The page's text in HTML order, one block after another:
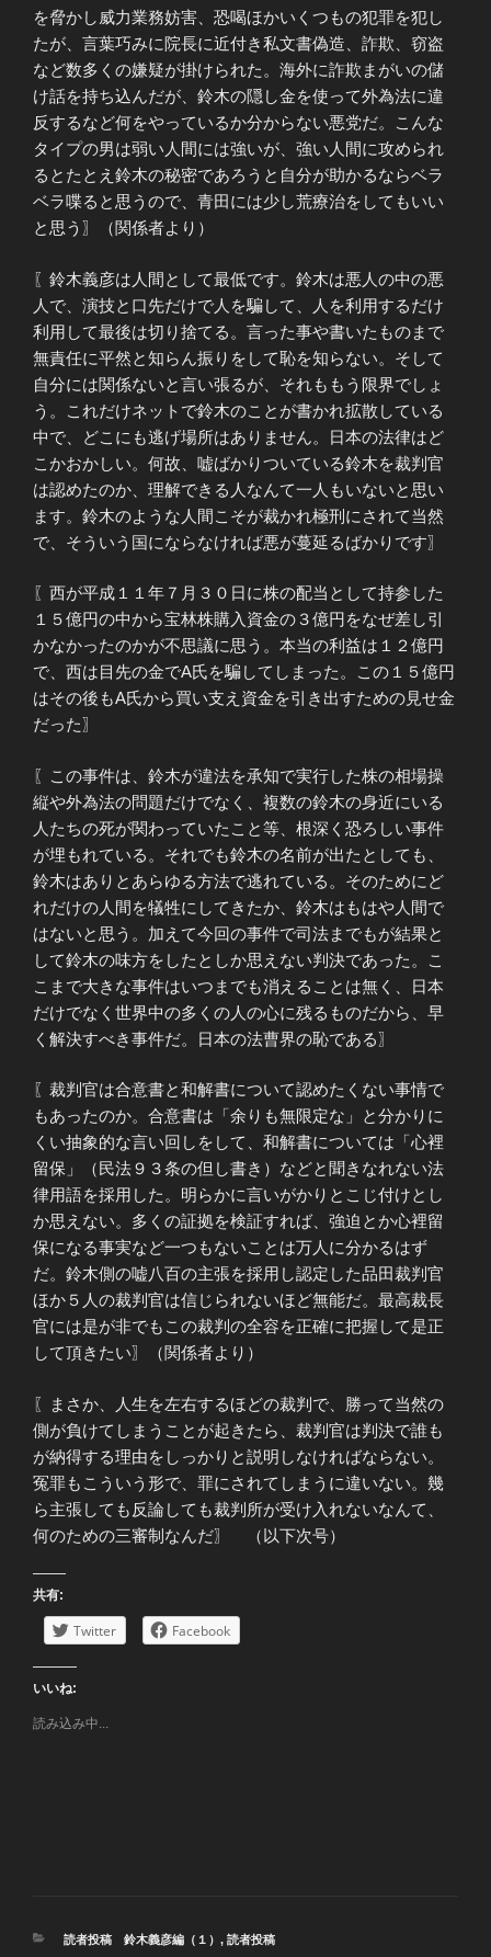
を脅かし威力業務妨害、恐喝ほかいくつもの犯罪を犯し
たが、言葉巧みに院長に近付き私文書偽造、詐欺、窃盗
など数多くの嫌疑が掛けられた。海外に詐欺まがいの儲
け話を持ち込んだが、鈴木の隠し金を使って外為法に違
反するなど何をやっているか分からない悪党だ。こんな
タイプの男は弱い人間には強いが、強い人間に攻められ
るとたとえ鈴木の秘密であろうと自分が助かるならベラ
ベラ喋ると思うので、青田には少し荒療治をしてもいい
と思う〗（関係者より）
〖鈴木義彦は人間として最低です。鈴木は悪人の中の悪
人で、演技と口先だけで人を騙して、人を利用するだけ
利用して最後は切り捨てる。言った事や書いたものまで
無責任に平然と知らん振りをして恥を知らない。そして
自分には関係ないと言い張るが、それももう限界でしょ
う。これだけネットで鈴木のことが書かれ拡散している
中で、どこにも逃げ場所はありません。日本の法律はど
こかおかしい。何故、嘘ばかりついている鈴木を裁判官
は認めたのか、理解できる人なんて一人もいないと思い
ます。鈴木のような人間こそが裁かれ極刑にされて当然
で、そういう国にならなければ悪が蔓延るばかりです〗
〖西が平成１１年７月３０日に株の配当として持参した
１５億円の中から宝林株購入資金の３億円をなぜ差し引
かなかったのかが不思議に思う。本当の利益は１２億円
で、西は目先の金でA氏を騙してしまった。この１５億円
はその後もA氏から買い支え資金を引き出すための見せ金
だった〗
〖この事件は、鈴木が違法を承知で実行した株の相場操
縦や外為法の問題だけでなく、複数の鈴木の身近にいる
人たちの死が関わっていたこと等、根深く恐ろしい事件
が埋もれている。それでも鈴木の名前が出たとしても、
鈴木はありとあらゆる方法で逃れている。そのためにど
れだけの人間を犠牲にしてきたか、鈴木はもはや人間で
はないと思う。加えて今回の事件で司法までもが結果と
して鈴木の味方をしたとしか思えない判決であった。こ
こまで大きな事件はいつまでも消えることは無く、日本
だけでなく世界中の多くの人の心に残るものだから、早
く解決すべき事件だ。日本の法曹界の恥である〗
〖裁判官は合意書と和解書について認めたくない事情で
もあったのか。合意書は「余りも無限定な」と分かりに
くい抽象的な言い回しをして、和解書については「心裡
留保」（民法９３条の但し書き）などと聞きなれない法
律用語を採用した。明らかに言いがかりとこじ付けとし
か思えない。多くの証拠を検証すれば、強迫とか心裡留
保になる事実など一つもないことは万人に分かるはず
だ。鈴木側の嘘八百の主張を採用し認定した品田裁判官
ほか５人の裁判官は信じられないほど無能だ。最高裁長
官には是が非でもこの裁判の全容を正確に把握して是正
して頂きたい〗（関係者より）
〖まさか、人生を左右するほどの裁判で、勝って当然の
側が負けてしまうことが起きたら、裁判官は判決で誰も
が納得する理由をしっかりと説明しなければならない。
冤罪もこういう形で、罪にされてしまうに違いない。幾
ら主張しても反論しても裁判所が受け入れないなんて、
何のための三審制なんだ〗 （以下次号）
共有:
Twitter Facebook
いいね:
読み込み中...
カ
読者投稿 鈴木義彦編（１） , 読者投稿